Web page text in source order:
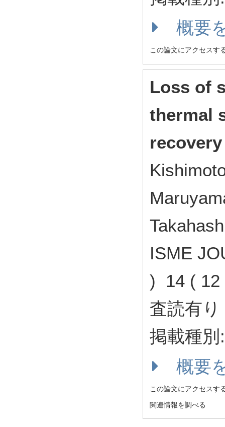
概要
この論文にアクセスす
Loss of
thermal
ISME
) 14 ( 12
査読有り
掲載種
概要
この論文にアクセスす
関連情報を調べる